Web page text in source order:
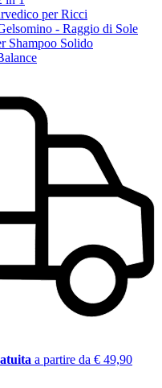
per Ricci
- Raggio di Sole
Shampoo Solido
a partire da € 49,90